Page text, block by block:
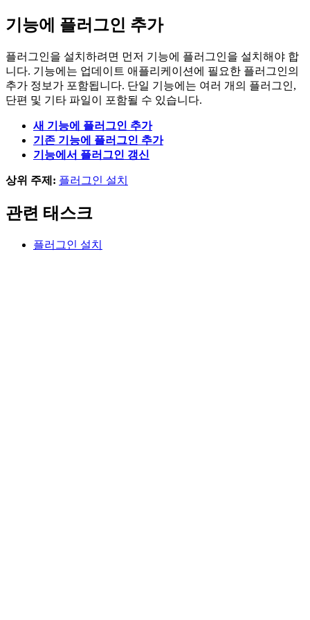
기능에 플러그인 추가
플러그인을 설치하려면 먼저 기능에 플러그인을 설치해야 합
니다. 기능에는 업데이트 애플리케이션에 필요한 플러그인의
추가 정보가 포함됩니다. 단일 기능에는 여러 개의 플러그인,
단편 및 기타 파일이 포함될 수 있습니다.
새 기능에 플러그인 추가
기존 기능에 플러그인 추가
기능에서 플러그인 갱신
상위 주제: 플러그인 설치
관련 태스크
플러그인 설치